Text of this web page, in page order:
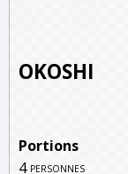
OKOSHI
Portions
4 personnes